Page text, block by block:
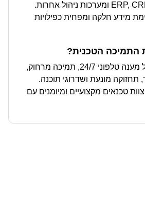
רחבות למערכות ERP, CRM ומערכות ניהול אחרות.
מידע חלקה ומפחית כפילויות
התמיכה הטכנית?
שירות התמיכה כולל מענה טלפוני 24/7, תמיכה מרחוק,
תחזוקה מונעת ושדרוגי תוכנה.
טכנאים מקצועיים ומיומנים עם